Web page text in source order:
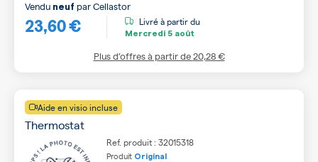
23,60 €
Vendu neuf parCellastor
Livré à partir du
Mercredi 5 août
Plus d’offres à partir de20,28 €
Aide en visio incluse
Thermostat
Ref. produit : 32015318
Produit Original